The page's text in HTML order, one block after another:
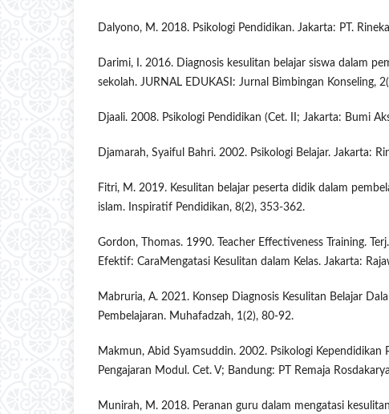
Dalyono, M. 2018. Psikologi Pendidikan. Jakarta: PT.
Darimi, I. 2016. Diagnosis kesulitan belajar siswa dalam
sekolah. JURNAL EDUKASI: Jurnal Bimbingan Konseling,
Djaali. 2008. Psikologi Pendidikan (Cet. II; Jakarta: Bumi
Djamarah, Syaiful Bahri. 2002. Psikologi Belajar. Jakarta:
Fitri, M. 2019. Kesulitan belajar peserta didik dalam
islam. Inspiratif Pendidikan, 8(2), 353-362.
Gordon, Thomas. 1990. Teacher Effectiveness Training.
Efektif: CaraMengatasi Kesulitan dalam Kelas. Jakarta:
Mabruria, A. 2021. Konsep Diagnosis Kesulitan Belajar
Pembelajaran. Muhafadzah, 1(2), 80-92.
Makmun, Abid Syamsuddin. 2002. Psikologi Kependidikan
Pengajaran Modul. Cet. V; Bandung: PT Remaja
Munirah, M. 2018. Peranan guru dalam mengatasi